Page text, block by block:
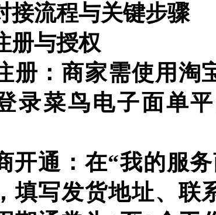
接流程与关键步骤
册与授权
册：商家需使用淘
录菜鸟电子面单
开通：在“我的服
填写发货地址、联